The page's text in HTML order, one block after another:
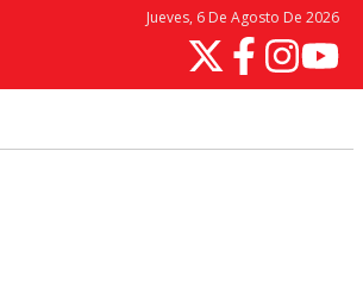
Jueves, 6 De Agosto De 2026